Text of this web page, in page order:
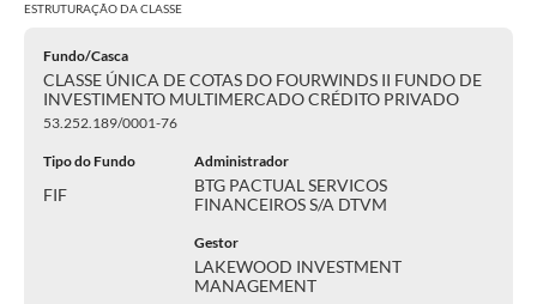
ESTRUTURAÇÃO DACLASSE
Fundo/Casca
CLASSE ÚNICA DE COTAS DO FOURWINDS II FUNDO DE
INVESTIMENTO MULTIMERCADO CRÉDITO PRIVADO
53.252.189/0001-76
Tipo do Fundo
FIF
Administrador
BTG PACTUAL SERVICOS
FINANCEIROS S/A DTVM
Gestor
LAKEWOOD INVESTMENT
MANAGEMENT